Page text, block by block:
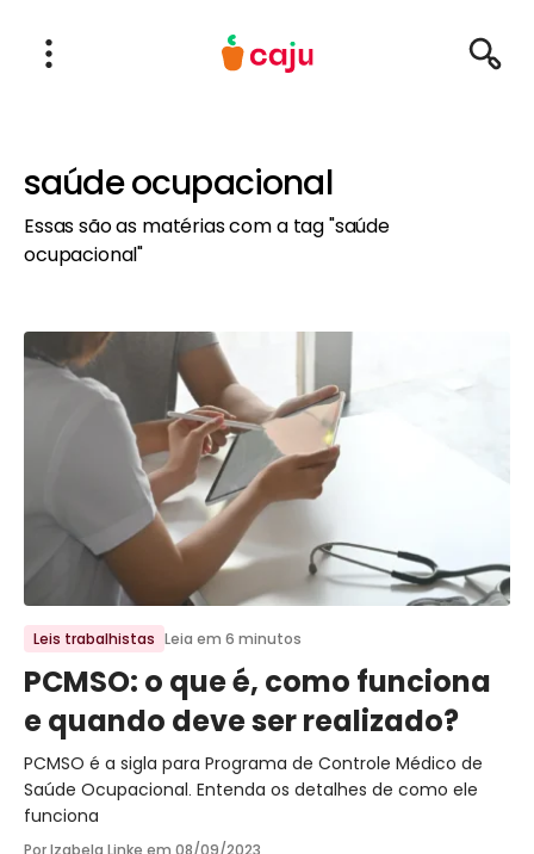
Menu Principal
Abrir Menu
saúde ocupacional
Essas são as matérias com a tag "saúde
ocupacional"
Leis trabalhistas Leia em 6 minutos
PCMSO: o que é, como funciona
e quando deve ser realizado?
PCMSO é a sigla para Programa de Controle Médico de
Saúde Ocupacional. Entenda os detalhes de como ele
funciona
Por Izabela Linke em 08/09/2023